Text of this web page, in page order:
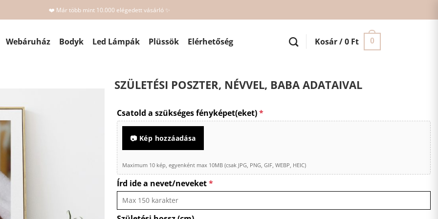
❤️ Már több mint 10.000 elégedett vásárló ✨
Webáruház Bodyk Led Lámpák Plüssök Elérhetőség Kosár /0 Ft 0
SZÜLETÉSI POSZTER, NÉVVEL, BABA ADATAIVAL
Csatold a szükséges fényképet(eket)*
📷 Kép hozzáadása
Maximum 10 kép, egyenként max 10MB (csak JPG, PNG, GIF, WEBP, HEIC)
Írd ide a nevet/neveket*